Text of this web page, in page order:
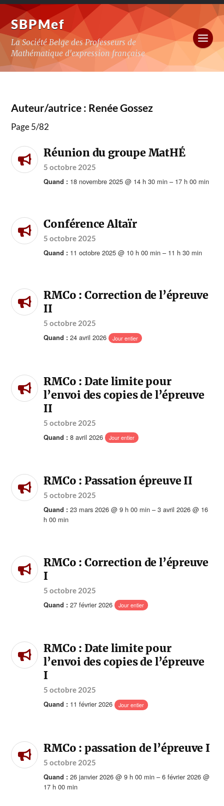
SBPMef
La Société Belge des Professeurs de
Mathématique d'expression française
Auteur/autrice : Renée Gossez
Page 5/82
Réunion du groupe MatHÉ
5 octobre 2025
Quand : 18 novembre 2025 @ 14 h 30 min – 17 h 00 min
Conférence Altaïr
5 octobre 2025
Quand : 11 octobre 2025 @ 10 h 00 min – 11 h 30 min
RMCo : Correction de l’épreuve
II
5 octobre 2025
Quand : 24 avril 2026 Jour entier
RMCo : Date limite pour
l’envoi des copies de l’épreuve
II
5 octobre 2025
Quand : 8 avril 2026 Jour entier
RMCo : Passation épreuve II
5 octobre 2025
Quand : 23 mars 2026 @ 9 h 00 min – 3 avril 2026 @ 16
h 00 min
RMCo : Correction de l’épreuve
I
5 octobre 2025
Quand : 27 février 2026 Jour entier
RMCo : Date limite pour
l’envoi des copies de l’épreuve
I
5 octobre 2025
Quand : 11 février 2026 Jour entier
RMCo : passation de l’épreuve I
5 octobre 2025
Quand : 26 janvier 2026 @ 9 h 00 min – 6 février 2026 @
17 h 00 min